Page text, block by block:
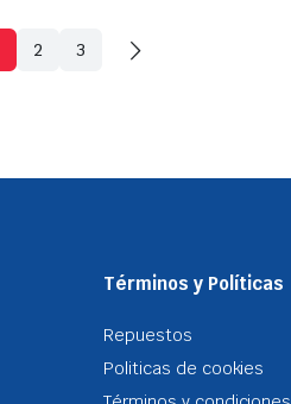
2 3
Términos y Políticas
Repuestos
Politicas de cookies